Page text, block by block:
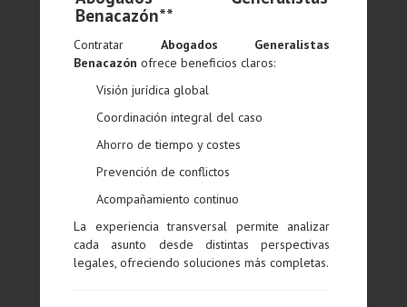
Benacazón**
Contratar Abogados Generalistas
Benacazón ofrece beneficios claros:
Visión jurídica global
Coordinación integral del caso
Ahorro de tiempo y costes
Prevención de conflictos
Acompañamiento continuo
La experiencia transversal permite analizar
cada asunto desde distintas perspectivas
legales, ofreciendo soluciones más completas.